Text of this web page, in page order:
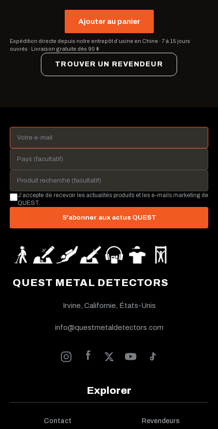
Ajouter au panier
Expédition directe depuis notre entrepôt d’usine en Chine · 7 à 15 jours
ouvrés · Livraison gratuite dès 90 $
TROUVER UN REVENDEUR
QUEST METAL DETECTORS
Irvine, Californie, États-Unis
info@questmetaldetectors.com
Explorer
Contact Revendeurs
J’accepte de recevoir les actualités produits et les e-mails marketing de
QUEST.
S'abonner aux actus QUEST